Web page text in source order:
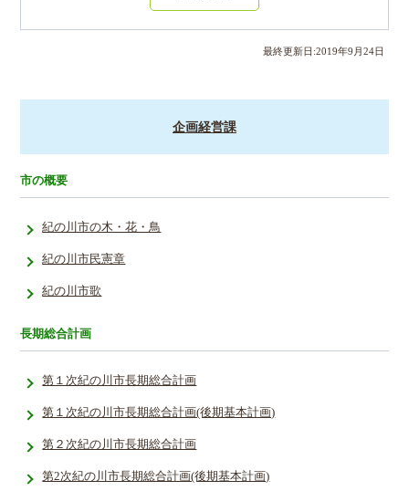
最終更新日:2019年9 月24日
企画経営課
市の概要
紀の川市の木・花・鳥
紀の川市民憲章
紀の川市歌
長期総合計画
第１次紀の川市長期総合計画
第１次紀の川市長期総合計画(後期基本計画)
第２次紀の川市長期総合計画
第2次紀の川市長期総合計画(後期基本計画)